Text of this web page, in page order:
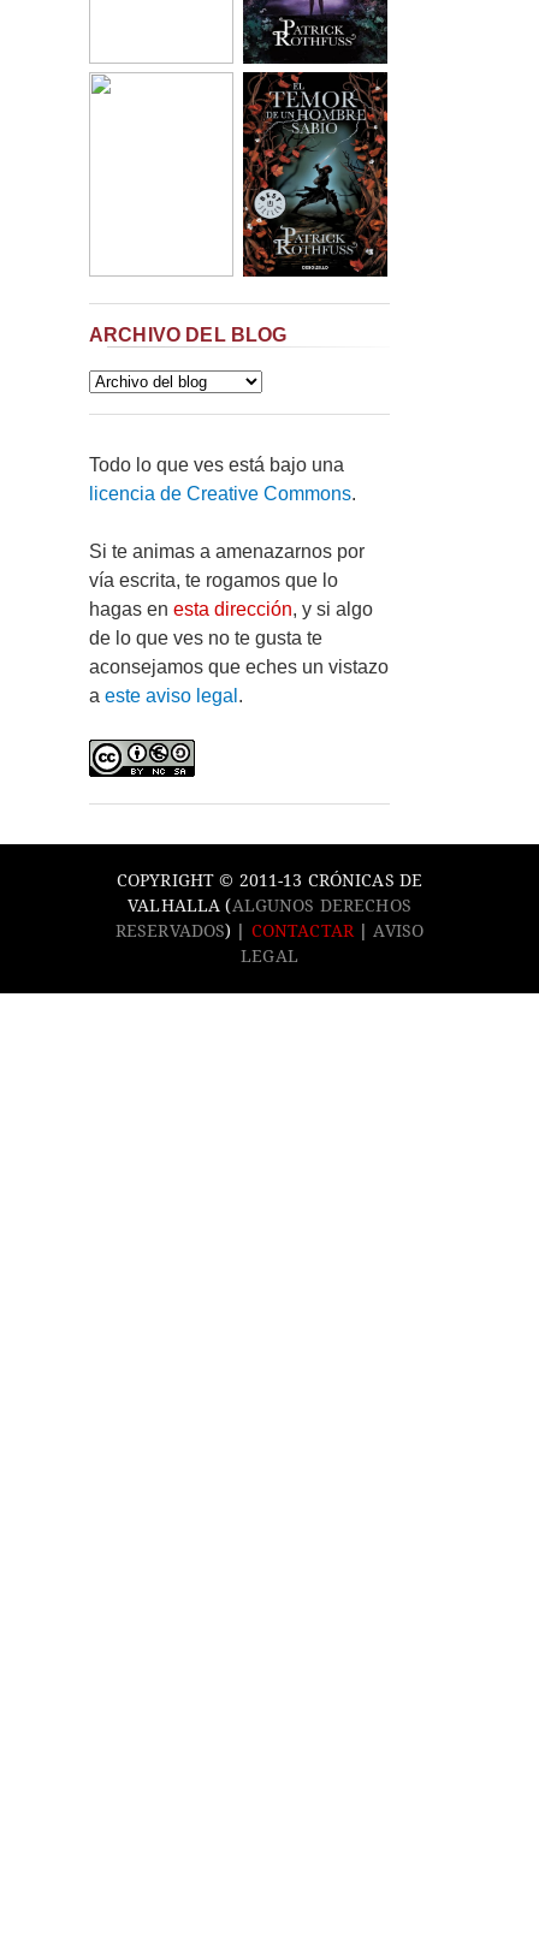
ARCHIVO DEL BLOG
Todo lo que ves está bajo una
licencia de Creative Commons.
Si te animas a amenazarnos por
vía escrita, te rogamos que lo
hagas en esta dirección, y si algo
de lo que ves no te gusta te
aconsejamos que eches un vistazo
a este aviso legal .
COPYRIGHT © 2011-13 CRÓNICAS DE
VALHALLA (ALGUNOS DERECHOS
RESERVADOS) | CONTACTAR
AVISO
LEGAL